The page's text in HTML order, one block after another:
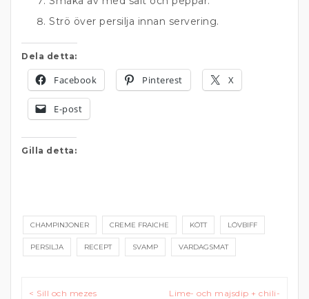
Strö över persilja innan servering.
Dela detta:
Facebook Pinterest X
E-post
Gilla detta:
CHAMPINJONER CREME FRAICHE KÖTT LÖVBIFF
PERSILJA RECEPT SVAMP VARDAGSMAT
Inläggsnavigering
< Sill och mezes
Lime- och majsdip + chili-